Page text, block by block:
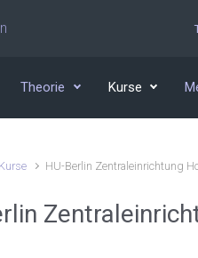
Theorie Kurse
Kurse HU-Berlin Zentraleinrichtung